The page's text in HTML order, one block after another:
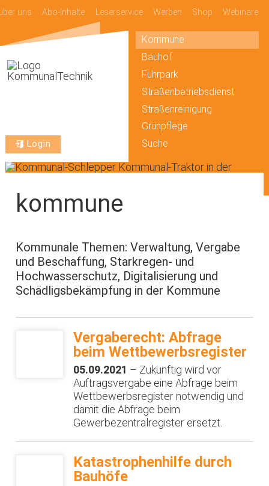
uns Abo-Inhalte Leserservice Werben Shop Webinare
Login
Kommune
Bauhof
Fuhrpark
Straßenbetriebsdienst
Straßenreinigung
Grünpflege
Suche
kommune
Kommunale Themen: Verwaltung, Vergabe
und Beschaffung, Starkregen- und
Hochwasserschutz, Digitalisierung und
Schädligsbekämpfung in der Kommune
Vergaberecht: Abfrage
beim Wettbewerbsregister
05.09.2021 – Zukünftig wird vor
Auftragsvergabe eine Abfrage beim
Wettbewerbsregister notwendig und
damit die Abfrage beim
Gewerbezentralregister ersetzt.
Katastrophenhilfe durch
Bauhöfe